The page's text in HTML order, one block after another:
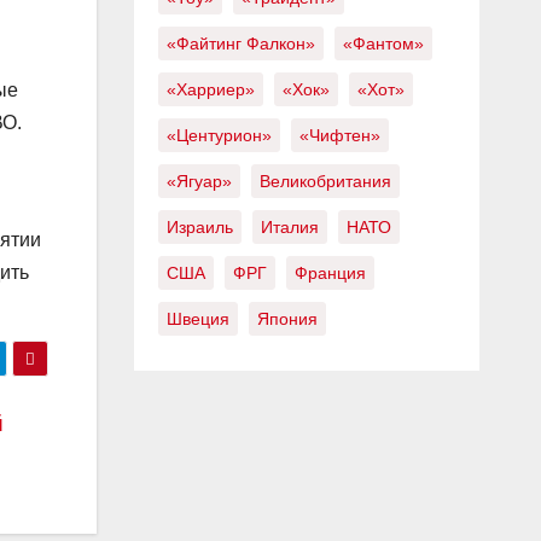
«Файтинг Фалкон» «Фантом»
«Харриер» «Хок» «Хот»
«Центурион» «Чифтен»
«Ягуар» Великобритания
Израиль Италия НАТО
США ФРГ Франция
Швеция Япония